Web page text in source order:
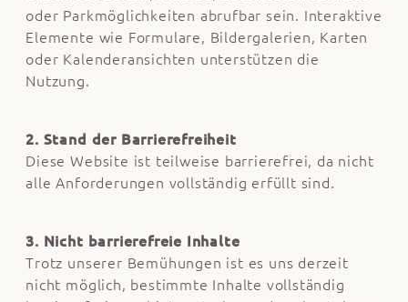
oder Parkmöglichkeiten abrufbar sein. Interaktive
Elemente wie Formulare, Bildergalerien, Karten
oder Kalenderansichten unterstützen die
Nutzung.
2. Stand der Barrierefreiheit
Diese Website ist teilweise barrierefrei, da nicht
alle Anforderungen vollständig erfüllt sind.
3. Nicht barrierefreie Inhalte
Trotz unserer Bemühungen ist es uns derzeit
nicht möglich, bestimmte Inhalte vollständig